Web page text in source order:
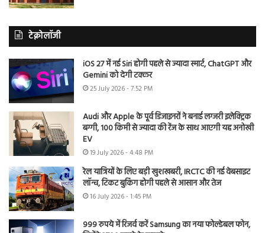
टेक्नोलॉजी
iOS 27 में नई Siri होगी पहले से ज्यादा स्मार्ट, ChatGPT और
Gemini को देगी टक्कर
25 July 2026 - 7:52 PM
Audi और Apple के पूर्व डिजाइनरों ने बनाई लग्जरी इलेक्ट्रिक
बग्गी, 100 किमी से ज्यादा की रेंज के साथ आएगी यह अनोखी
EV
19 July 2026 - 4:48 PM
रेल यात्रियों के लिए बड़ी खुशखबरी, IRCTC की नई वेबसाइट
लॉन्च, टिकट बुकिंग होगी पहले से आसान और तेज
16 July 2026 - 1:45 PM
999 रुपये में रिजर्व करें Samsung का नया फोल्डेबल फोन,